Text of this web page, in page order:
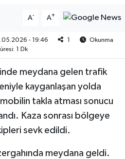
A- A+
- 19:46 1
Okunma
1 Dk
meydana gelen trafik
kayganlaşan yolda
takla atması sonucu
Kaza sonrası bölgeye
sevk edildi.
meydana geldi.